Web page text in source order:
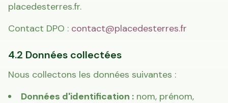
placedesterres.fr.
Contact DPO : contact@placedesterres.fr
4.2 Données collectées
Nous collectons les données suivantes :
Données d'identification : nom, prénom,